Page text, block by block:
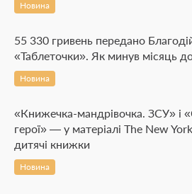
Новина
55 330 гривень передано
«Таблеточки». Як минув місяць
Новина
«Книжечка-мандрівочка. ЗСУ» і
герої» — у матеріалі The New
дитячі книжки
Новина